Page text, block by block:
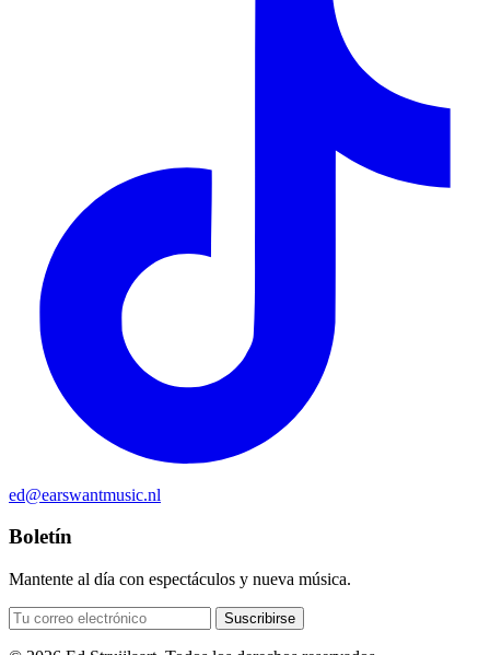
ed@earswantmusic.nl
Boletín
Mantente al día con espectáculos y nueva música.
Suscribirse